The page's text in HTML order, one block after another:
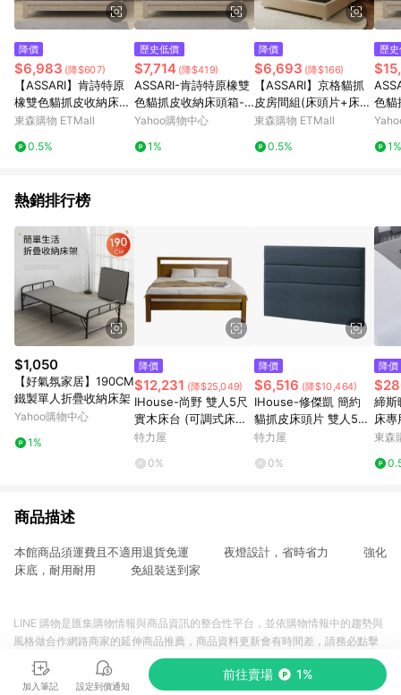
降價
$6,983 (降$607)
【ASSARI】肯詩特原
橡雙色貓抓皮收納床頭
箱-雙人5尺
東森購物 ETMall
0.5%
歷史低價
$7,714 (降$419)
ASSARI-肯詩特原橡雙
色貓抓皮收納床頭箱-
雙人5尺
Yahoo購物中心
1%
降價
$6,693 (降$166)
【ASSARI】京格貓抓
皮房間組(床頭片+床
底)-單大3.5尺
東森購物 ETMall
0.5%
歷
色貓
箱+
1%
熱銷排行榜
$1,050
【好氣氛家居】190CM
鐵製單人折疊收納床架
Yahoo購物中心
1%
降價
$12,231 (降$25,049)
IHouse-尚野 雙人5尺
實木床台 (可調式床台/
床架/高腳床/雙人床/床
特力屋
0%
降價
$6,516 (降$10,464)
IHouse-修傑凱 簡約
貓抓皮床頭片 雙人5尺
鐵灰色#707-01
特力屋
0%
降價
締斯
床專
床
東森
商品描述
本館商品須運費且不適用退貨免運 夜燈設計，省時省力 強化
床底，耐用耐用 免組裝送到家
加入筆記 設定到價通知
前往賣場 1%
LINE 購物是匯集購物情報與商品資訊的整合性平台，並依購物情報中的趨勢與
風格做合作網路商家的延伸商品推薦，商品資料更新會有時間差，請務必點擊
商品至各合作網路商家，確認現售價與購物條件，一切資訊以合作廠商網頁為
準。